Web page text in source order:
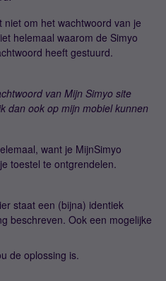
om het wachtwoord van je
helemaal waarom de Simyo
heeft gestuurd.
van Mijn Simyo site
dan ook op mijn mobiel kunnen
want je MijnSimyo
toestel te ontgrendelen.
staat een (bijna) identiek
beschreven. Ook een mogelijke
de oplossing is.